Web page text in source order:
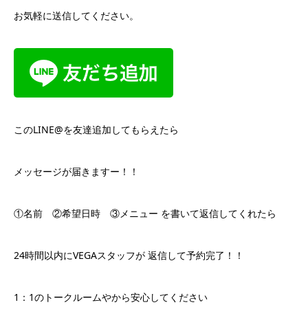
お気軽に送信してください。
このLINE@を友達追加してもらえたら
メッセージが届きますー！！
①名前 ②希望日時 ③メニュー を書いて返信してくれたら
24時間以内にVEGAスタッフが 返信して予約完了！！
1：1のトークルームやから安心してください